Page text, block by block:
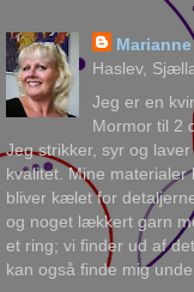
Haslev,
Jeg er en
Mormor til 2
Jeg strikker, syr og
kvalitet. Mine
bliver kælet for
og noget lækkert garn
et ring; vi finder ud af
kan også finde mig